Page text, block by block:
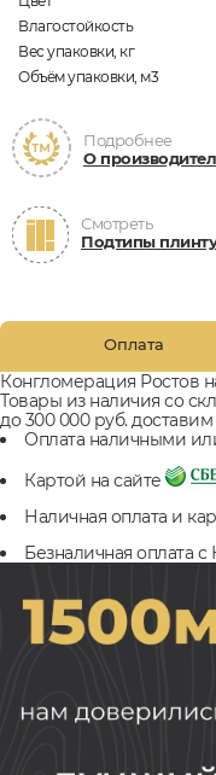
Влагостойкость
Вес упаковки, кг
Объём упаковки, м3
Подробнее
О
Смотреть
Подтипы
Оплата
Конгломерация Ростов
Товары из наличия со
до 300 000 руб.
Оплата наличными
Картой на сайте
Наличная оплата и
Безналичная оплата